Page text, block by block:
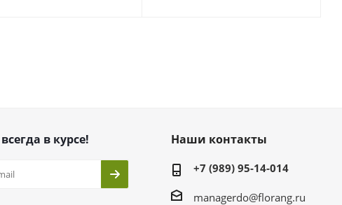
в курсе! Наши контакты
+7 (989) 95-14-014
managerdo@florang.ru